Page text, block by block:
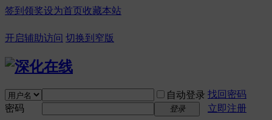
签到领奖设为首页收藏本站
开启辅助访问 切换到窄版
自动登录 找回密码
密码
登录 立即注册